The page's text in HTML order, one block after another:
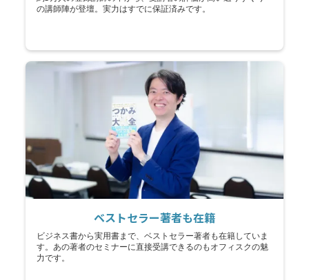
の講師陣が登壇。実力はすでに保証済みです。
ベストセラー著者も在籍
ビジネス書から実用書まで、ベストセラー著者も在籍していま
す。あの著者のセミナーに直接受講できるのもオフィスクの魅
力です。